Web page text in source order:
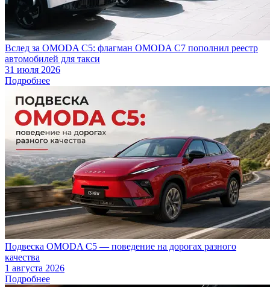
Вслед за OMODA C5: флагман OMODA C7 пополнил реестр
автомобилей для такси
31 июля 2026
Подробнее
Подвеска OMODA C5 — поведение на дорогах разного
качества
1 августа 2026
Подробнее